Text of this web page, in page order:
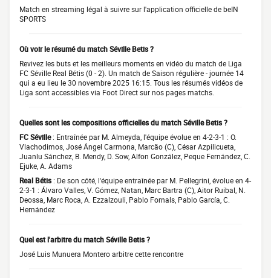
Match en streaming légal à suivre sur l'application officielle de beIN
SPORTS
Où voir le résumé du match Séville Betis ?
Revivez les buts et les meilleurs moments en vidéo du match de Liga
FC Séville Real Bétis (0 - 2). Un match de Saison régulière - journée 14
qui a eu lieu le 30 novembre 2025 16:15. Tous les résumés vidéos de
Liga sont accessibles via Foot Direct sur nos pages matchs.
Quelles sont les compositions officielles du match Séville Betis ?
FC Séville: Entraînée par M. Almeyda, l'équipe évolue en 4-2-3-1 : O.
Vlachodimos, José Ángel Carmona, Marcão (C), César Azpilicueta,
Juanlu Sánchez, B. Mendy, D. Sow, Alfon González, Peque Fernández, C.
Ejuke, A. Adams
Real Bétis: De son côté, l'équipe entraînée par M. Pellegrini, évolue en 4-
2-3-1 : Álvaro Valles, V. Gómez, Natan, Marc Bartra (C), Aitor Ruibal, N.
Deossa, Marc Roca, A. Ezzalzouli, Pablo Fornals, Pablo García, C.
Hernández
Quel est l'arbitre du match Séville Betis ?
José Luis Munuera Montero arbitre cette rencontre